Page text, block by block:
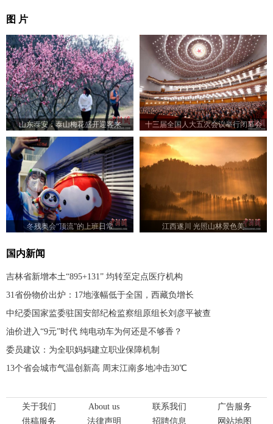
图 片
山东泰安：泰山梅花盛开迎客来 十三届全国人大五次会议举行闭幕会
冬残奥会“顶流”的上班日常 江西遂川 光照山林景色美
国内新闻
吉林省新增本土“895+131” 均转至定点医疗机构
31省份物价出炉：17地涨幅低于全国，西藏负增长
中纪委国家监委驻国安部纪检监察组原组长刘彦平被查
油价进入“9元”时代 纯电动车为何还是不够香？
委员建议：为全职妈妈建立职业保障机制
13个省会城市气温创新高 周末江南多地冲击30℃
关于我们 About us 联系我们
广告服务
供稿服务
法律声明 招聘信息 网站地图